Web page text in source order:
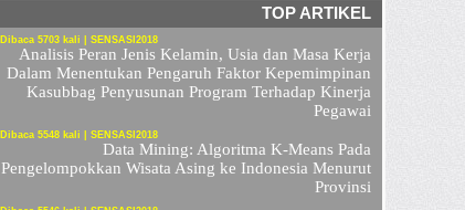
TOP ARTIKEL
Dibaca 5703 kali | SENSASI2018
Analisis Peran Jenis Kelamin, Usia dan Masa Kerja
Dalam Menentukan Pengaruh Faktor Kepemimpinan
Kasubbag Penyusunan Program Terhadap Kinerja
Pegawai
Dibaca 5548 kali | SENSASI2018
Data Mining: Algoritma K-Means Pada
Pengelompokkan Wisata Asing ke Indonesia Menurut
Provinsi